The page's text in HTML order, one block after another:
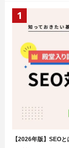
【2026年版】SEO